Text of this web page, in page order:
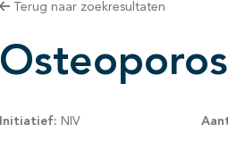
Terug naar zoekresultaten
Initiatief: NIV